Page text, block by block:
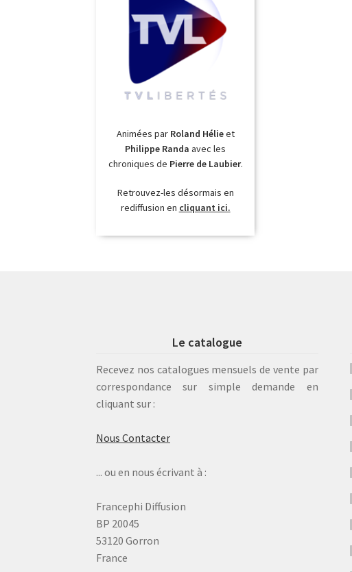
Animées par Roland Hélieet
Philippe Randa avec les
chroniques de Pierre de Laubier.
Retrouvez-les désormais en
rediffusion en cliquant ici.
Le catalogue
Recevez nos catalogues mensuels de vente par
correspondance sur simple demande en
cliquant sur :
Nous Contacter
... ou en nous écrivant à :
Francephi Diffusion
BP 20045
53120 Gorron
France